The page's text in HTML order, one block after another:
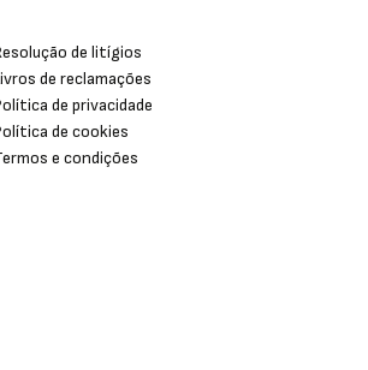
de litígios
de reclamações
de privacidade
de cookies
e condições